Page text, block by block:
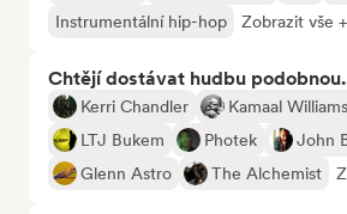
Instrumentální hip-hop
Zobrazit vše
Chtějí dostávat hudbu
Kerri Chandler Kamaal Williams
LTJ Bukem
Photek
John
Glenn Astro
The Alchemist